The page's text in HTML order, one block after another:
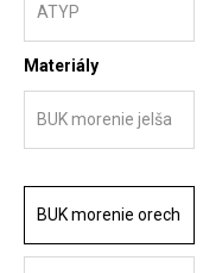
ATYP
Materiály
BUK morenie jelša
BUK morenie orech